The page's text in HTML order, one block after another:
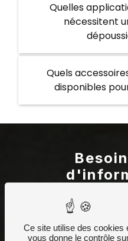
Quelles
nécessitent
Quels
disponibles
N'hésitez pas à
répondrons à
Ce site utilise des cookies
vous donne le contrôle